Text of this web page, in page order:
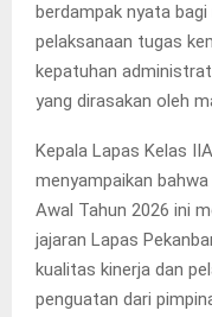
berdampak nyata
pelaksanaan tugas
kepatuhan
yang dirasakan oleh
Kepala Lapas Kelas
menyampaikan
Awal Tahun 2026 ini
jajaran Lapas
kualitas kinerja dan
penguatan dari